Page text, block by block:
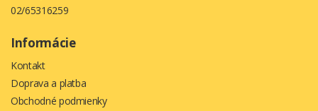
02/65316259
Informácie
Kontakt
Doprava a platba
Obchodné podmienky